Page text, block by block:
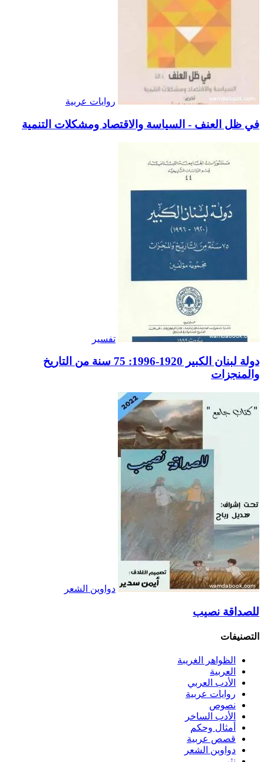
روايات عربية
في ظل العنف - السياسة والاقتصاد ومشكلات التنمية
تفسير
دولة لبنان الكبير 1920-1996: 75 سنة من التاريخ
والمنجزات
دواوين الشعر
للصداقة نصيب
التصنيفات
الظواهر الغريبة‏
العربية
الأدب العربي
روايات عربية
نصوص
الأدب الساخر
أمثال وحكم
قصص عربية
دواوين الشعر